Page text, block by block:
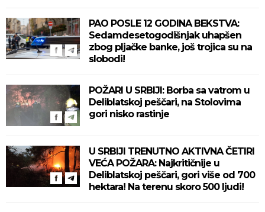
PAO POSLE 12 GODINA BEKSTVA:
Sedamdesetogodišnjak uhapšen
zbog pljačke banke, još trojica su na
slobodi!
POŽARI U SRBIJI: Borba sa vatrom u
Deliblatskoj peščari, na Stolovima
gori nisko rastinje
U SRBIJI TRENUTNO AKTIVNA ČETIRI
VEĆA POŽARA: Najkritičnije u
Deliblatskoj peščari, gori više od 700
hektara! Na terenu skoro 500 ljudi!